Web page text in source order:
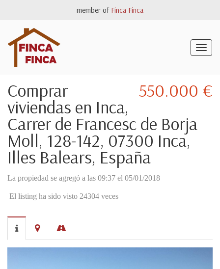
member of Finca Finca
550.000 €
Comprar
viviendas en Inca,
Carrer de Francesc de Borja
Moll, 128-142, 07300 Inca,
Illes Balears, España
La propiedad se agregó a las 09:37 el 05/01/2018
El listing ha sido visto 24304 veces